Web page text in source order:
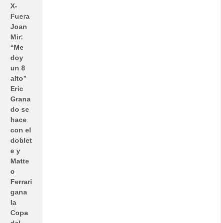
X-
Fuera
Joan
Mir:
“Me
doy
un 8
alto”
Eric
Grana
do se
hace
con el
doblet
e y
Matte
o
Ferrari
gana
la
Copa